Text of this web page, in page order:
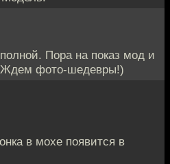
Пора на показ мод и
Ждем фото-шедевры!)
в мохе появится в